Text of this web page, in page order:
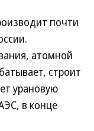
почти
атомной
строит
урановую
в конце